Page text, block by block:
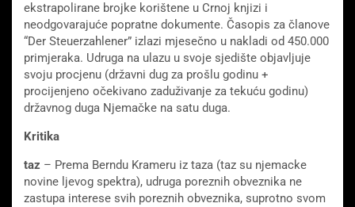
ekstrapolirane brojke korištene u Crnoj knjizi i
neodgovarajuće popratne dokumente. Časopis za članove
“Der Steuerzahlener” izlazi mjesečno u nakladi od 450.000
primjeraka. Udruga na ulazu u svoje sjedište objavljuje
svoju procjenu (državni dug za prošlu godinu +
procijenjeno očekivano zaduživanje za tekuću godinu)
državnog duga Njemačke na satu duga.
Kritika
taz – Prema Berndu Krameru iz taza (taz su njemacke
novine ljevog spektra), udruga poreznih obveznika ne
zastupa interese svih poreznih obveznika, suprotno svom